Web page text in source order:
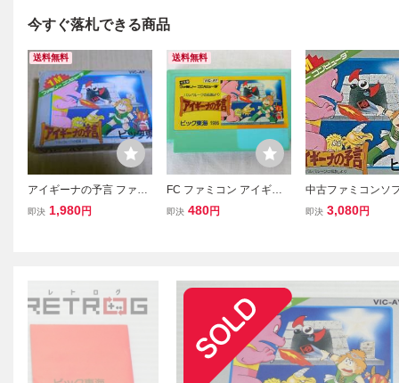
今すぐ落札できる商品
送料無料
アイギーナの予言 ファミ
コン
即決 1,980円
送料無料
FC ファミコン アイギー
ナの予言 ビッグ東海
即決 480円
中古ファミコンソ
イギーナの予言
即決 3,080円